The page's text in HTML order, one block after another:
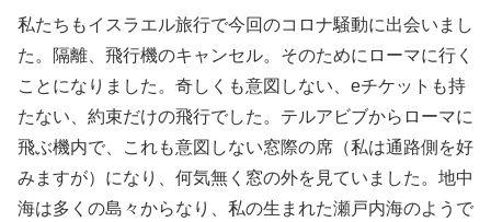
私たちもイスラエル旅行で今回のコロナ騒動に出会いまし
た。隔離、飛行機のキャンセル。そのためにローマに行く
ことになりました。奇しくも意図しない、eチケットも持
たない、約束だけの飛行でした。テルアビブからローマに
飛ぶ機内で、これも意図しない窓際の席（私は通路側を好
みますが）になり、何気無く窓の外を見ていました。地中
海は多くの島々からなり、私の生まれた瀬戸内海のようで